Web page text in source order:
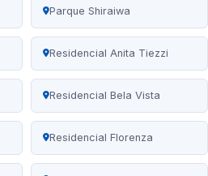
Parque Shiraiwa
Residencial Anita Tiezzi
Residencial Bela Vista
Residencial Florenza